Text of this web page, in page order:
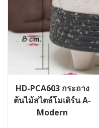
HD-PCA603 กระถาง
ต้นไม้สไตล์โมเดิร์น A-
Modern